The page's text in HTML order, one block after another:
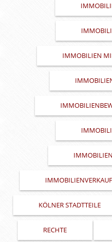
IMMOBILIEN
IMMOBILIENVERKAUF
KÖLNER STADTTEILE
RECHTE